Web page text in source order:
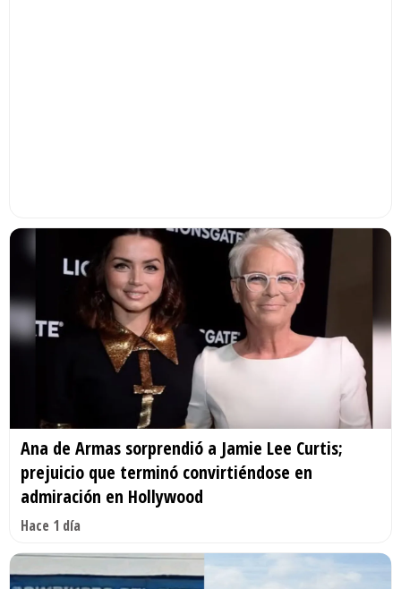
Ana de Armas sorprendió a Jamie Lee Curtis;
prejuicio que terminó convirtiéndose en
admiración en Hollywood
Hace 1 día